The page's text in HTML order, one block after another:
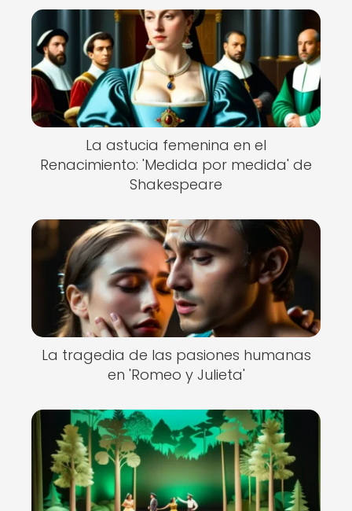
La astucia femenina en el
Renacimiento: 'Medida por medida' de
Shakespeare
La tragedia de las pasiones humanas
en 'Romeo y Julieta'